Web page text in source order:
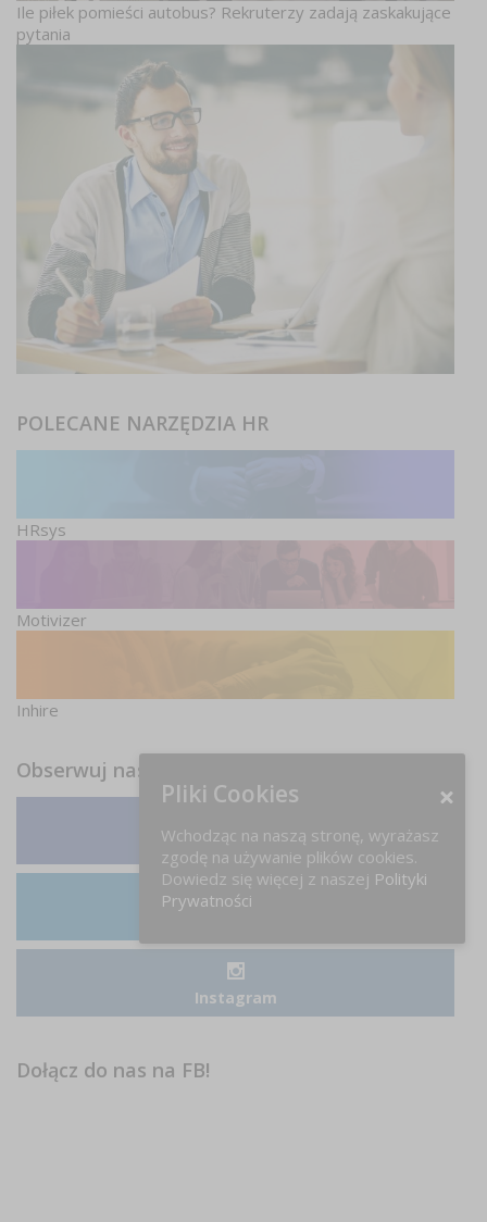
Ile piłek pomieści autobus? Rekruterzy zadają zaskakujące
pytania
POLECANE NARZĘDZIA HR
HRsys
Motivizer
Inhire
Obserwuj nas
Facebook
Instagram
Dołącz do nas na FB!
Pliki Cookies
Wchodząc na naszą stronę, wyrażasz
zgodę na używanie plików cookies.
Dowiedz się więcej z naszej Polityki
Prywatności